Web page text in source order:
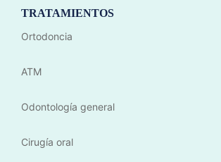
TRATAMIENTOS
Ortodoncia
ATM
Odontología general
Cirugía oral